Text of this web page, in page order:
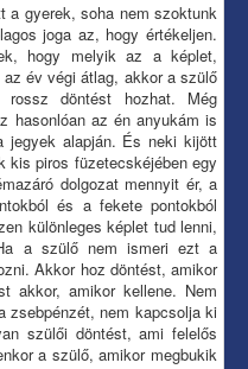
a gyerek, soha nem szoktunk
joga az, hogy értékeljen.
hogy melyik az a képlet,
év végi átlag, akkor a szülő
döntést hozhat. Még
hasonlóan az én anyukám is
jegyek alapján. És neki kijött
kis piros füzetecskéjében egy
dolgozat mennyit ér, a
és a fekete pontokból
különleges képlet tud lenni,
a szülő nem ismeri ezt a
Akkor hoz döntést, amikor
akkor, amikor kellene. Nem
zsebpén­zét, nem kapcsolja ki
szülői döntést, ami felelős
a szülő, amikor megbukik